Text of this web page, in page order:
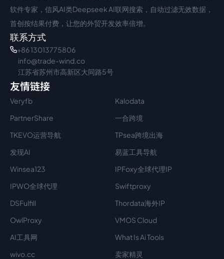
软件专家，信风AI类Deepseek AI联网搜索，自动过滤无效数据，
首创按结果付费，让您的外贸开发效率倍增。
联系方式
+86 13013775806
info@trade-wind.co
江苏省苏州市高新区大同路5号
友情链接
Veryfb
Kalodata
PartnerShare
一合跨境
TKEVO运营导航
TPsea跨境出海
发现AI
易蓝工具导航
Winsea123
IPFoxy全球代理IP
IPWO全球代理
Swiftproxy
DSFulfill
Thordata海外IP
OwlProxy
VMOS Cloud
AI工具网
What Is Ai Tools
wivo.cc
卖家精灵